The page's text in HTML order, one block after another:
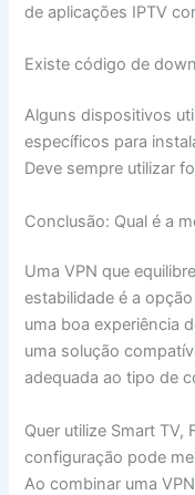
de aplicações IPTV
Existe código de
Alguns dispositivos
específicos para
Deve sempre utilizar
Conclusão: Qual é a
Uma VPN que
estabilidade é a
uma boa experiência
uma solução
adequada ao tipo de
Quer utilize Smart TV,
configuração pode
Ao combinar uma